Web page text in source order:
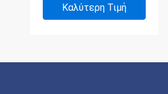
αντιπαρεμβατική
Καλύτερη Τιμή